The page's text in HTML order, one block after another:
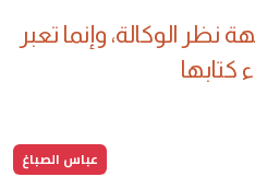
نظر الوكالة، وإنما تعبر
كتابها
عباس الصباغ